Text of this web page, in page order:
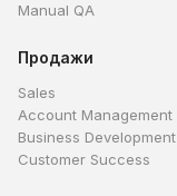
Manual QA
Продажи
Sales
Account Management
Business Development
Customer Success